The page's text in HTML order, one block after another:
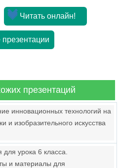
Читать онлайн!
презентаций
инновационных технологий на
и изобразительного искусства
для урока 6 класса.
и материалы для